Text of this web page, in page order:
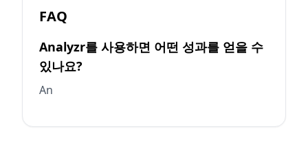
FAQ
Analyzr를 사용하면 어떤 성과를 얻을 수
있나요?
An